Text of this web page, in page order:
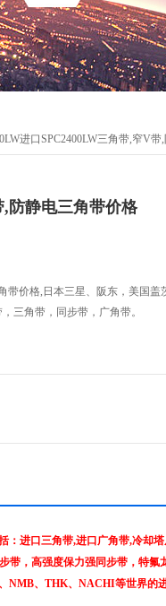
进口SPC2400LW三角带,窄V
,防静电三角带价格
带价格,日本三星、阪东，美国盖
三角带，同步带，广角带。
：进口三角带,进口广角带,冷却塔
带，高强度保力强同步带，特氟
NMB、THK、NACHI等世界的